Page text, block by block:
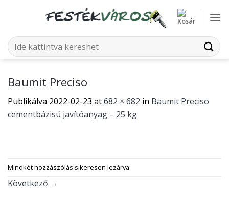
Keresés
a
Baumit Preciso
Publikálva 2022-02-23 at682 × 682 in Baumit Preciso
cementbázisú javítóanyag – 25 kg
Mindkét hozzászólás sikeresen lezárva.
Következő →